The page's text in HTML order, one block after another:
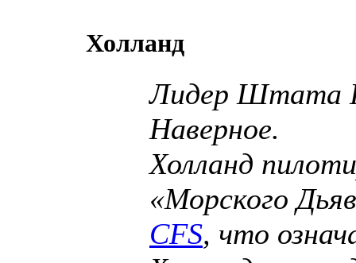
Холланд
Лидер Штата
Наверное.
Холланд
«Морского
CFS, что